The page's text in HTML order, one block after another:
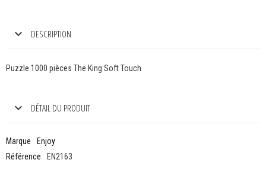
DESCRIPTION
Puzzle 1000 pièces The King Soft Touch
DÉTAIL DU PRODUIT
Marque
Enjoy
Référence
EN2163